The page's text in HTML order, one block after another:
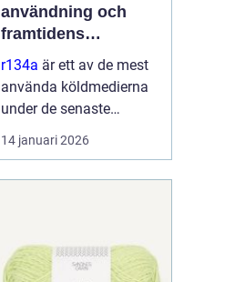
användning och
framtidens
alternativ
r134a är ett av de mest
använda köldmedierna
under de senaste
decennierna. Det har
haft en central roll i kyl-
kommersiella kylmöbler
och värmepumpar. Sa...
14 januari 2026